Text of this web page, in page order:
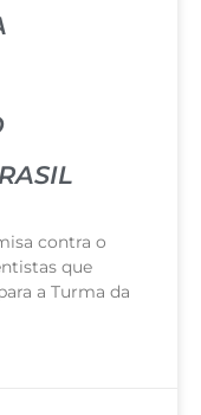
contra o
que
a Turma da